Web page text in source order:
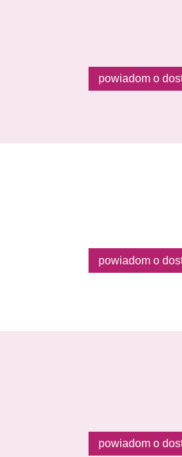
powiadom o
powiadom o
powiadom o